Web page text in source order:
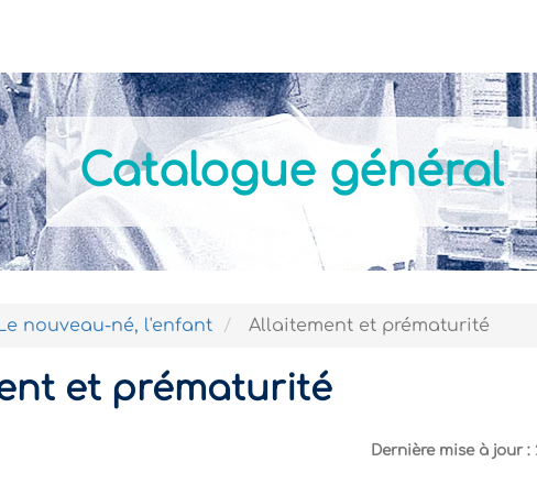
Catalogue général
nouveau-né, l'enfant Allaitement et prématurité
et prématurité
Dernière mise à jour :